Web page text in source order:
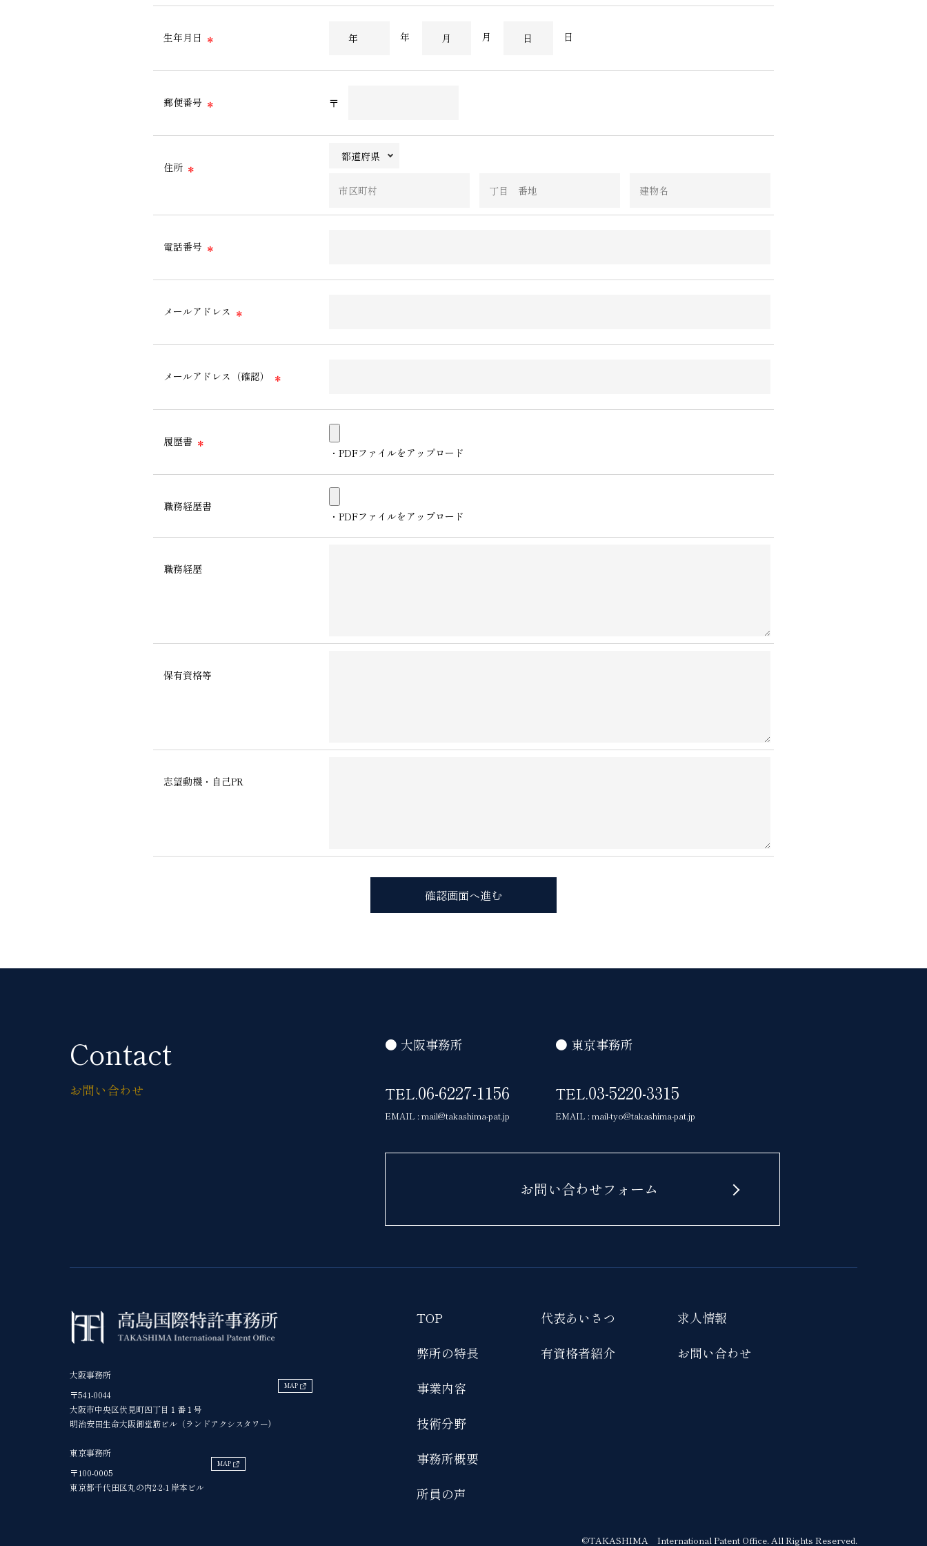
生年月日 ＊ 年 月 日
郵便番号 ＊ 〒
住所 ＊
電話番号 ＊
メールアドレス ＊
メールアドレス（確認） ＊
履歴書 ＊
・PDFファイルをアップロード
職務経歴書
・PDFファイルをアップロード
職務経歴
保有資格等
志望動機・自己PR
Contact
お問い合わせ
● 大阪事務所
TEL.06-6227-1156
EMAIL : mail@takashima-pat.jp
● 東京事務所
TEL.03-5220-3315
EMAIL : mail-tyo@takashima-pat.jp
お問い合わせフォーム
大阪事務所
〒541-0044
大阪市中央区伏見町四丁目１番１号
明治安田生命大阪御堂筋ビル（ランドアクシスタワー)
MAP
東京事務所
〒100-0005
東京都千代田区丸の内2-2-1 岸本ビル
MAP
TOP
弊所の特長
事業内容
技術分野
事務所概要
所員の声
代表あいさつ
有資格者紹介
求人情報
お問い合わせ
©TAKASHIMA International Patent Office. All Rights Reserved.